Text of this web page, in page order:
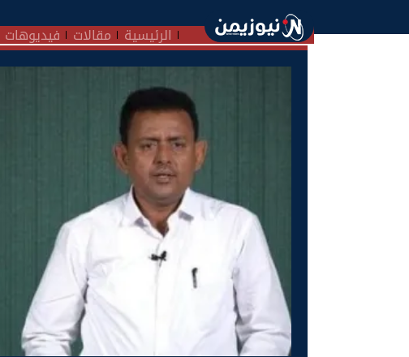
الرئيسية مقالات فيديوهات